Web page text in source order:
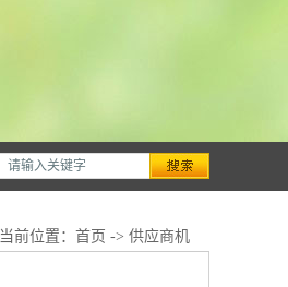
当前位置： 首页 -> 供应商机